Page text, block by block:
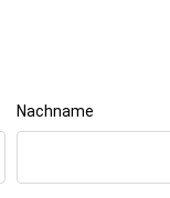
Nachname